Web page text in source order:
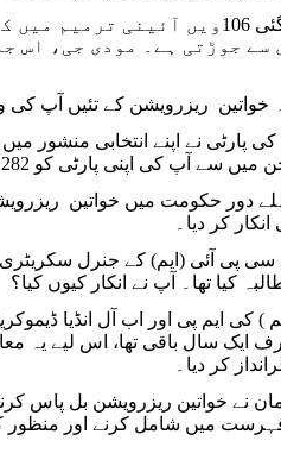
آپ کی حکومت کی طرف سے 2023 میں
سے جوڑتی ہے۔ مودی جی، اس
خواتین ریزرویشن کے تئیں آپ کی
کی پارٹی نے اپنے انتخابی
پہلے دور حکومت میں خواتین
کر دیا۔
سی پی آئی (ایم) کے جنرل
کیا تھا۔ آپ نے انکار کیوں کیا؟
آئی (ایم ) کی ایم پی اور اب آل
میں صرف ایک سال باقی تھا،
کر دیا۔
نے خواتین ریزرویشن بل پاس
میں شامل کرنے اور منظور